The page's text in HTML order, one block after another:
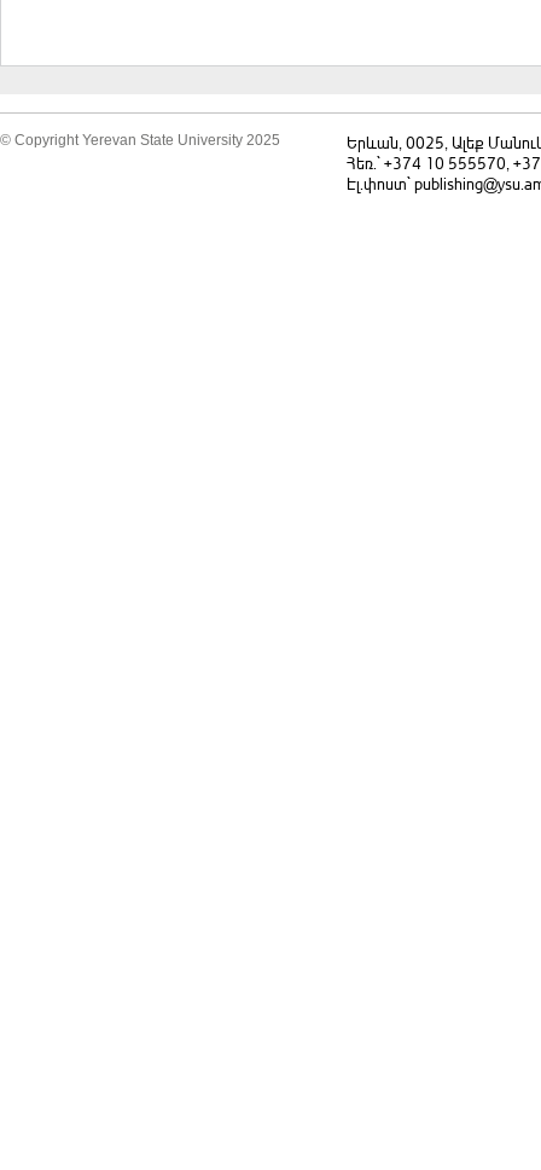
© Copyright Yerevan State University 2025
Երևան, 0025, Ալեք
Հեռ.` +374 10 555570,
Էլ.փոստ`